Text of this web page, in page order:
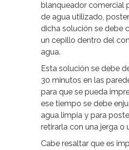
blanqueador comercial
de agua utilizado,
dicha solución se debe
un cepillo dentro del
agua.
Esta solución se debe
30 minutos en las
para que se pueda
ese tiempo se debe
agua limpia y para
retirarla con una jerga o
Cabe resaltar que es